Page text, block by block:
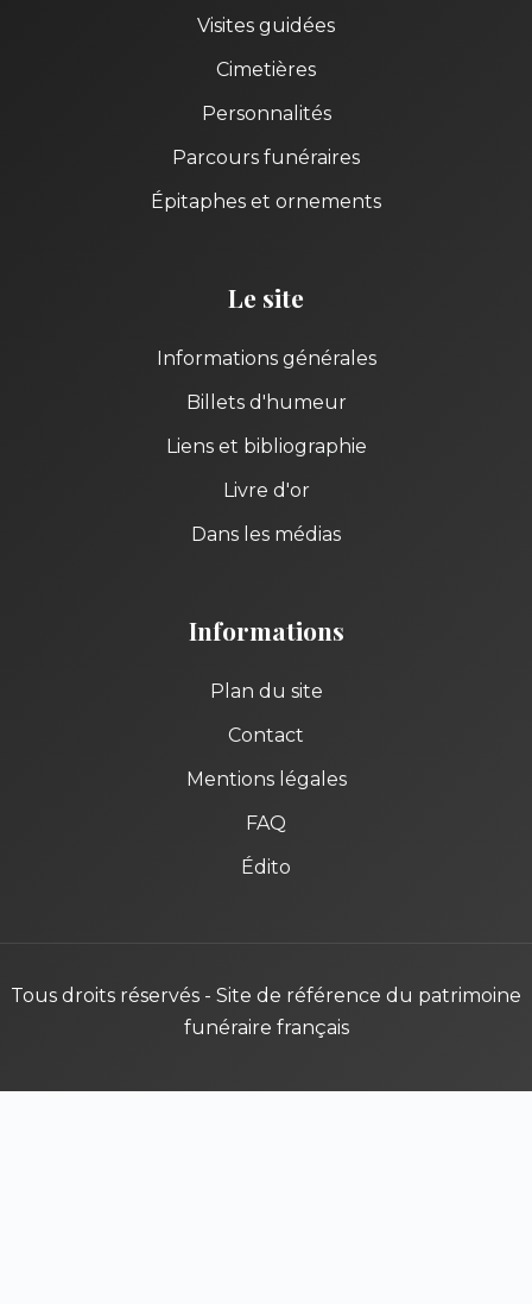
Visites guidées
Cimetières
Personnalités
Parcours funéraires
Épitaphes et ornements
Le site
Informations générales
Billets d'humeur
Liens et bibliographie
Livre d'or
Dans les médias
Informations
Plan du site
Contact
Mentions légales
FAQ
Édito
Tous droits réservés - Site de référence du patrimoine
funéraire français